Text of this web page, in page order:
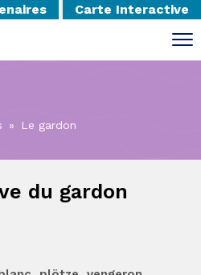
Carte Interactive
» Le gardon
du gardon